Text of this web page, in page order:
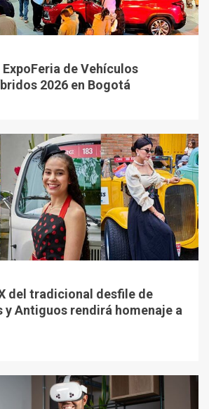
de Vehículos
2026 en Bogotá
del tradicional desfile de
y Antiguos rendirá homenaje a